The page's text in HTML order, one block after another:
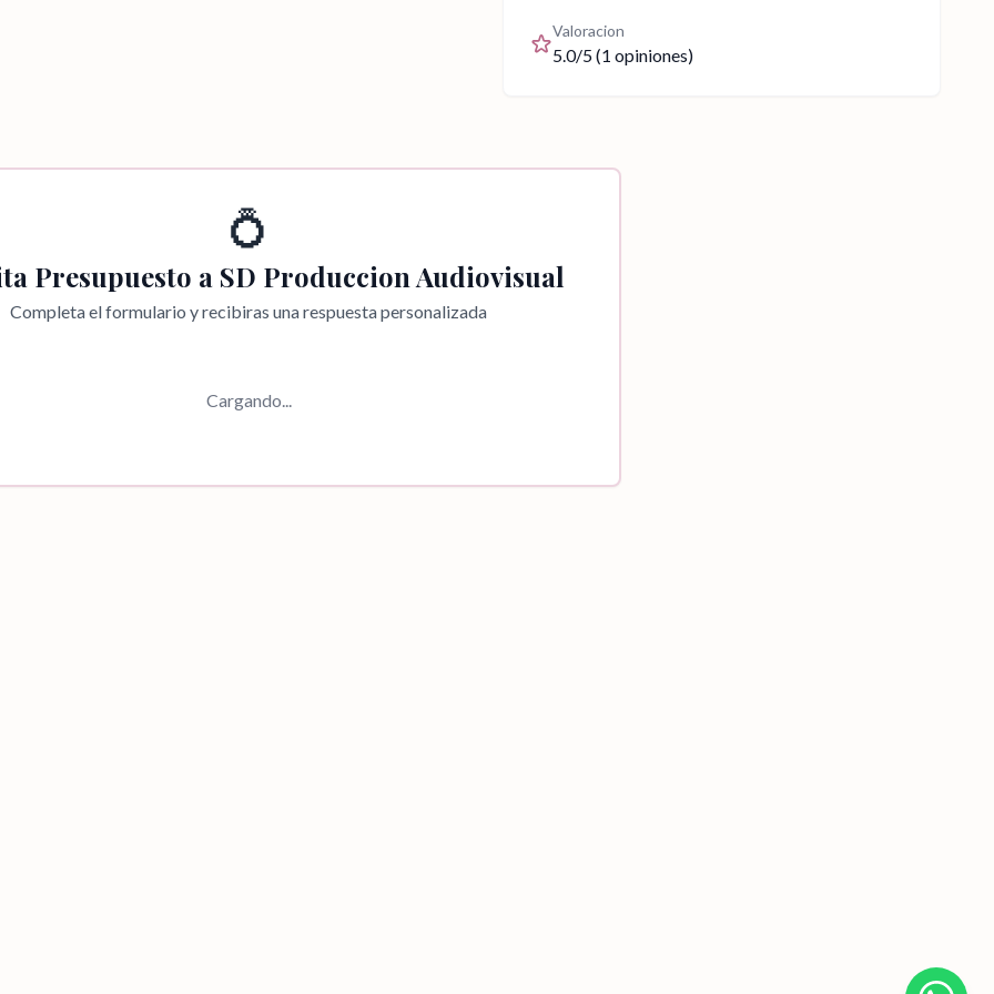
Valoracion
5.0/5 (1 opiniones)
💍
Presupuesto a SD Produccion Audiovisual
Completa el formulario y recibiras una respuesta personalizada
Cargando...